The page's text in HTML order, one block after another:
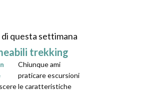
questa settimana
trekking
Chiunque ami
praticare escursioni
le caratteristiche